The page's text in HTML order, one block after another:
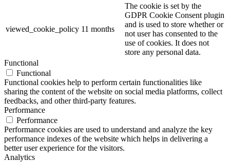
viewed_cookie_policy 11 months
The cookie is set by the
GDPR Cookie Consent plugin
and is used to store whether or
not user has consented to the
use of cookies. It does not
store any personal data.
Functional
Functional
Functional cookies help to perform certain functionalities like
sharing the content of the website on social media platforms, collect
feedbacks, and other third-party features.
Performance
Performance
Performance cookies are used to understand and analyze the key
performance indexes of the website which helps in delivering a
better user experience for the visitors.
Analytics